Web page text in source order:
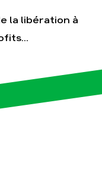
TOTAL(e)
autres campagnes
thématiques
la libération à